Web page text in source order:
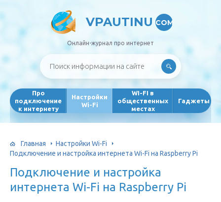
VPAUTINU COM
Онлайн-журнал про интернет
Про
подключение
к интернету
Настройки
Wi-Fi
WI-FI в
общественных
местах
Гаджеты
Главная
Настройки Wi-Fi
Подключение и настройка интернета Wi-Fi на Raspberry Pi
Подключение и настройка
интернета Wi-Fi на Raspberry Pi